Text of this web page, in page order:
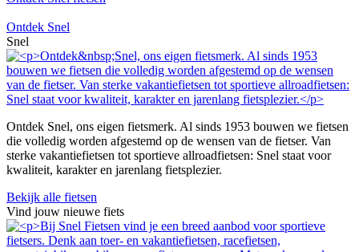
Ontdek Snel
Snel
Ontdek Snel, ons eigen fietsmerk. Al sinds 1953 bouwen we fietsen
die volledig worden afgestemd op de wensen van de fietser. Van
sterke vakantiefietsen tot sportieve allroadfietsen: Snel staat voor
kwaliteit, karakter en jarenlang fietsplezier.
Bekijk alle fietsen
Vind jouw nieuwe fiets